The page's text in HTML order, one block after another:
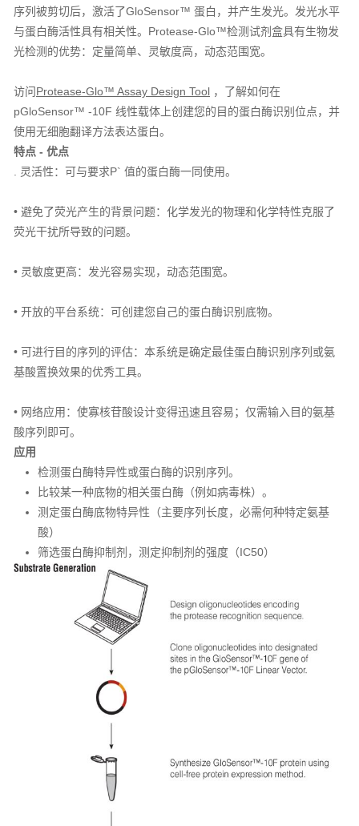
序列被剪切后，激活了GloSensor™ 蛋白，并产生发光。发光水平
与蛋白酶活性具有相关性。Protease-Glo™检测试剂盒具有生物发
光检测的优势：定量简单、灵敏度高，动态范围宽。
访问Protease-Glo™ Assay Design Tool ，了解如何在
pGloSensor™ -10F 线性载体上创建您的目的蛋白酶识别位点，并
使用无细胞翻译方法表达蛋白。
特点 - 优点
. 灵活性：可与要求P` 值的蛋白酶一同使用。
• 避免了荧光产生的背景问题：化学发光的物理和化学特性克服了
荧光干扰所导致的问题。
• 灵敏度更高：发光容易实现，动态范围宽。
• 开放的平台系统：可创建您自己的蛋白酶识别底物。
• 可进行目的序列的评估：本系统是确定最佳蛋白酶识别序列或氨
基酸置换效果的优秀工具。
• 网络应用：使寡核苷酸设计变得迅速且容易；仅需输入目的氨基
酸序列即可。
应用
检测蛋白酶特异性或蛋白酶的识别序列。
比较某一种底物的相关蛋白酶（例如病毒株）。
测定蛋白酶底物特异性（主要序列长度，必需何种特定氨基
酸）
筛选蛋白酶抑制剂，测定抑制剂的强度（IC50）